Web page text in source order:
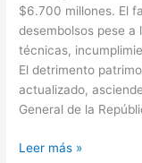
$6.700 millones. El
desembolsos pese
técnicas,
El detrimento
actualizado,
General de la
Leer más »